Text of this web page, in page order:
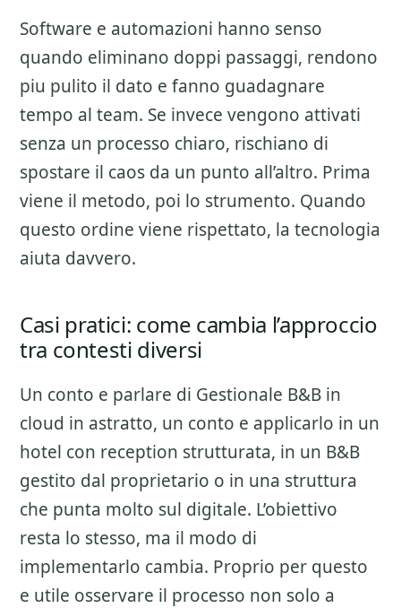
Software e automazioni hanno senso
quando eliminano doppi passaggi, rendono
piu pulito il dato e fanno guadagnare
tempo al team. Se invece vengono attivati
senza un processo chiaro, rischiano di
spostare il caos da un punto all’altro. Prima
viene il metodo, poi lo strumento. Quando
questo ordine viene rispettato, la tecnologia
aiuta davvero.
Casi pratici: come cambia l’approccio
tra contesti diversi
Un conto e parlare di Gestionale B&B in
cloud in astratto, un conto e applicarlo in un
hotel con reception strutturata, in un B&B
gestito dal proprietario o in una struttura
che punta molto sul digitale. L’obiettivo
resta lo stesso, ma il modo di
implementarlo cambia. Proprio per questo
e utile osservare il processo non solo a